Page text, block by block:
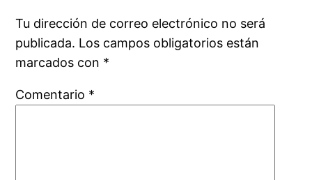
Tu dirección de correo electrónico no será
publicada. Los campos obligatorios están
marcados con *
Comentario *